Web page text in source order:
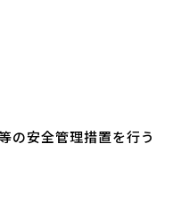
の安全管理措置を行う